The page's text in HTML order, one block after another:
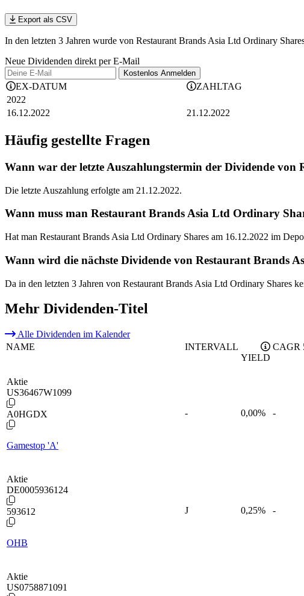
Export als CSV
In den letzten 3 Jahren wurde von Restaurant Brands Asia Ltd Ordinary
Neue Dividenden direkt per E-Mail
Kostenlos Anmelden
EX-DATUM ZAHLTAG
2022
16.12.2022
21.12.2022
Häufig gestellte Fragen
Wann war der letzte Auszahlungstermin der Dividende
Die letzte Auszahlung erfolgte am 21.12.2022.
Wann muss man Restaurant Brands Asia Ltd Ordinary
Hat man Restaurant Brands Asia Ltd Ordinary Shares am 16.12.2022 im
Wann wird die nächste Dividende von Restaurant Brands
Da in den letzten 3 Jahren von Restaurant Brands Asia Ltd Ordinary Shares
Mehr Dividenden-Titel
Alle Dividenden im Kalender
NAME
INTERVALL
YIELD
CAGR
Aktie
US36467W1099
A0HGDX
Gamestop 'A'
- 0,00% -
Aktie
DE0005936124
593612
OHB
J 0,25% -
Aktie
US0758871091